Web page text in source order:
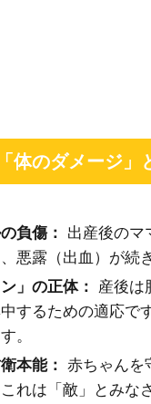
体のダメージ」
負傷： 出産後のマ
悪露（出血）が続
」の正体：
産後は
するための適応で
。
本能： 赤ちゃんを
れは「敵」とみな